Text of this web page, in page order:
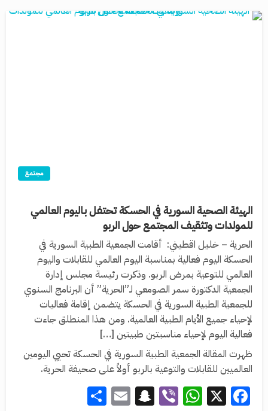
مجتمع
الهيئة الصحية السورية في الحسكة تحتفل باليوم العالمي
للمولدات وتثقيف المجتمع حول الربو
الحرية – خليل اقطيني: أقامت الجمعية الطبية السورية في
الحسكة اليوم فعالية بمناسبة اليوم العالمي للقابلات واليوم
العالمي للتوعية بمرض الربو. وذكرت رئيسة مجلس إدارة
الجمعية الدكتورة سمر الصومعي لـ”الحرية” أن البرنامج السنوي
للجمعية الطبية السورية في الحسكة يتضمن إقامة فعاليات
لإحياء جميع الأيام الطبية العالمية. ومن هذا المنطلق جاءت
فعالية اليوم لإحياء مناسبتين طبيتين […]
ظهرت المقالة الجمعية الطبية السورية في الحسكة تحيي اليومين
العالميين للقابلات والتوعية بالربو أولاً على صحيفة الحرية.
Facebook
X
WhatsApp
Viber
Snapchat
Email